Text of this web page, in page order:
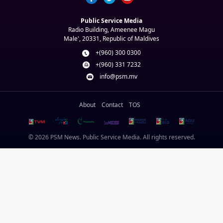
Public Service Media
Radio Building, Ameenee Magu
Male', 20331, Republic of Maldives
+(960) 300 0300
+(960) 331 7232
info@psm.mv
About Contact TOS
© 2026 PSM News. Public Service Media. All rights reserved.